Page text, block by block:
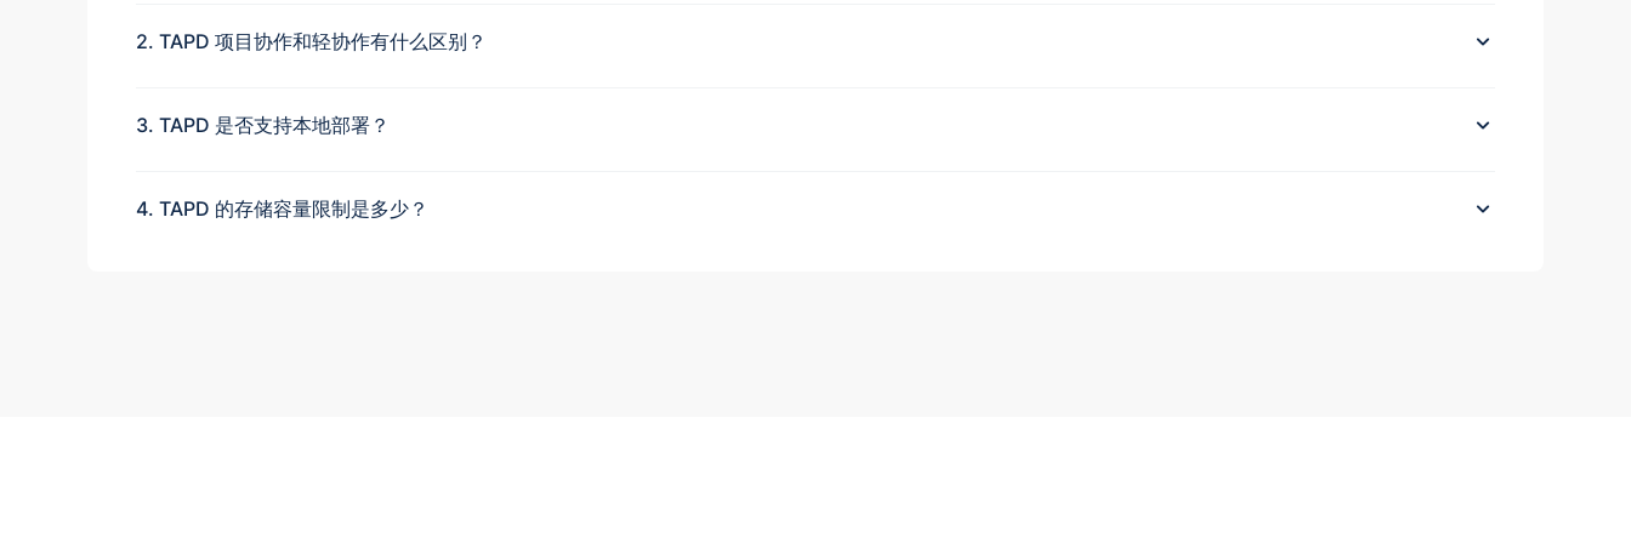
2. TAPD 项目协作和轻协作有什么区别？
3. TAPD 是否支持本地部署？
4. TAPD 的存储容量限制是多少？